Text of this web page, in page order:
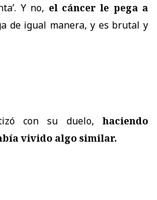
Y no, el cáncer le pega a
de igual manera, y es brutal y
con su duelo, haciendo
vivido algo similar.